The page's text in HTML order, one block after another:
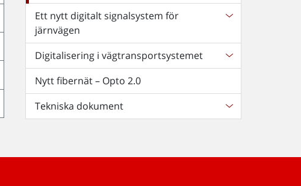
Ett nytt digitalt signalsystem för
järnvägen
Digitalisering i vägtransportsystemet
Nytt fibernät – Opto 2.0
Tekniska dokument